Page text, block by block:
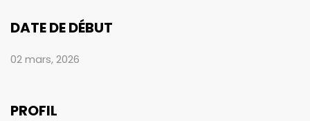
DATE DE DÉBUT
02 mars, 2026
PROFIL